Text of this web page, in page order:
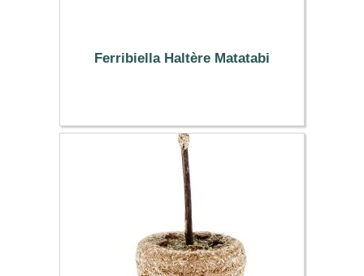
Ferribiella Haltère Matatabi
5.99 €